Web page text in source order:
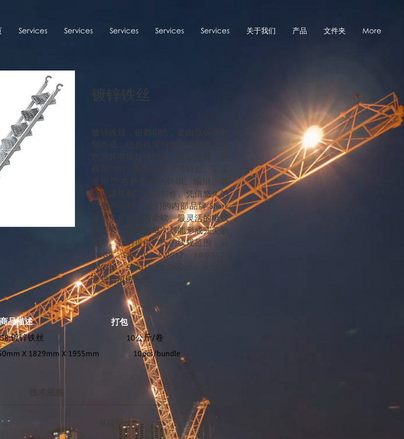
Services Services Services Services Services 关于我们 产品 文件夹 More
镀锌铁丝
镀锌铁丝，俗称GI线，是由低碳钢拉
制而成，经热处理和电镀锌而成。该
锌层均匀、耐腐蚀性强等特点。它主
金属的针织、编织、装
订、建筑和工艺品制作。凭借悠久的
历史和品牌，我们的内部品牌 Shark
赢得了市场上最柔软、最灵活的电线
的美誉，确保您每次都能形成完美的
领带。我们提供广泛的线规范围，从
SWG8、SWG10、SWG12、SWG14、
SWG16、SWG18 到 SWG20，从线圈
形式到预切形式。
商品描述
打包
镀锌铁丝
10公斤/卷
X 1829mm X 1955mm
10pcs/bundle
技术规格
低碳钢丝